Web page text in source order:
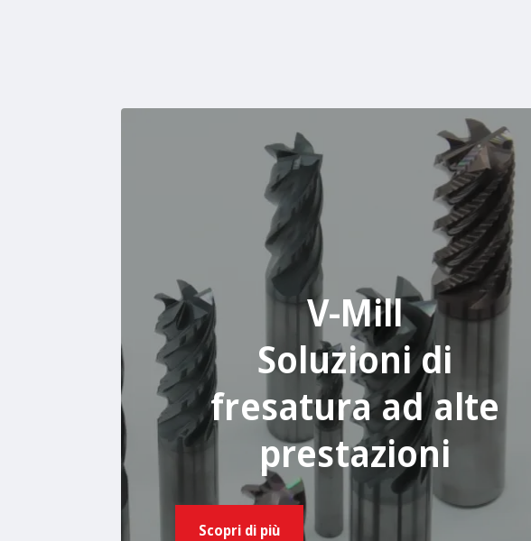
V-Mill
Soluzioni di
fresatura ad alte
prestazioni
Scopri di più